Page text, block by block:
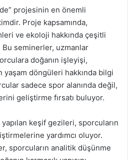
projesinin en önemli
Proje kapsamında,
ve ekoloji hakkında çeşitli
seminerler, uzmanlar
doğanın işleyişi,
yaşam döngüleri hakkında bilgi
sadece spor alanında değil,
geliştirme fırsatı buluyor.
yapılan keşif gezileri, sporcuların
yardımcı oluyor.
sporcuların analitik düşünme